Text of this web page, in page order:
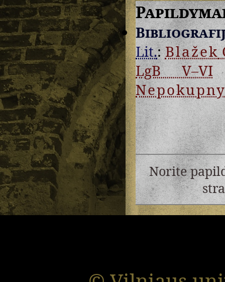
Lit.:Blažek
LgB V–VI
Norite